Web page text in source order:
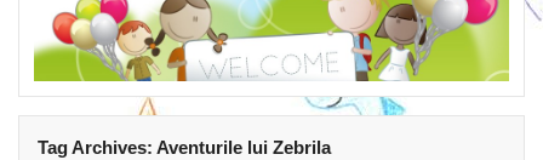
Tag Archives:Aventurile lui Zebrila